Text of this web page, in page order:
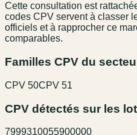
Cette consultation est
codes CPV servent à classer
officiels et à rapprocher ce
comparables.
Familles CPV du
CPV 50CPV 51
CPV détectés sur les
7999310055900000